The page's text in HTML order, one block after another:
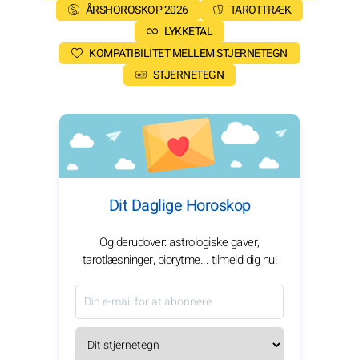
ÅRSHOROSKOP 2026
TAROTTRÆK
LYKKETAL
KOMPATIBILITET MELLEM STJERNETEGN
STJERNETEGN
Dit Daglige Horoskop
Og derudover: astrologiske gaver,
tarotlæsninger, biorytme... tilmeld dig nu!